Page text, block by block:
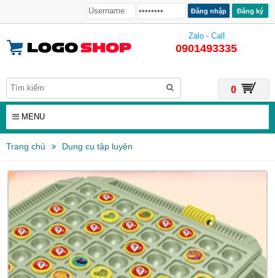
Đăng ký
Zalo - Call
0901493335
0
MENU
Trang chủ Dụng cụ tập luyện